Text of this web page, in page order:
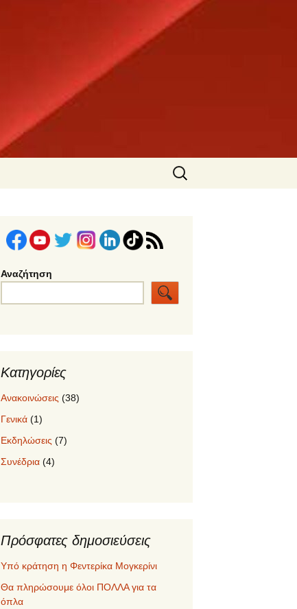
Αναζήτηση
για:
Αναζήτηση
Κατηγορίες
Ανακοινώσεις (38)
Γενικά (1)
Εκδηλώσεις (7)
Συνέδρια (4)
Πρόσφατες δημοσιεύσεις
Υπό κράτηση η Φεντερίκα Μογκερίνι
Θα πληρώσουμε όλοι ΠΟΛΛΑ για τα
όπλα